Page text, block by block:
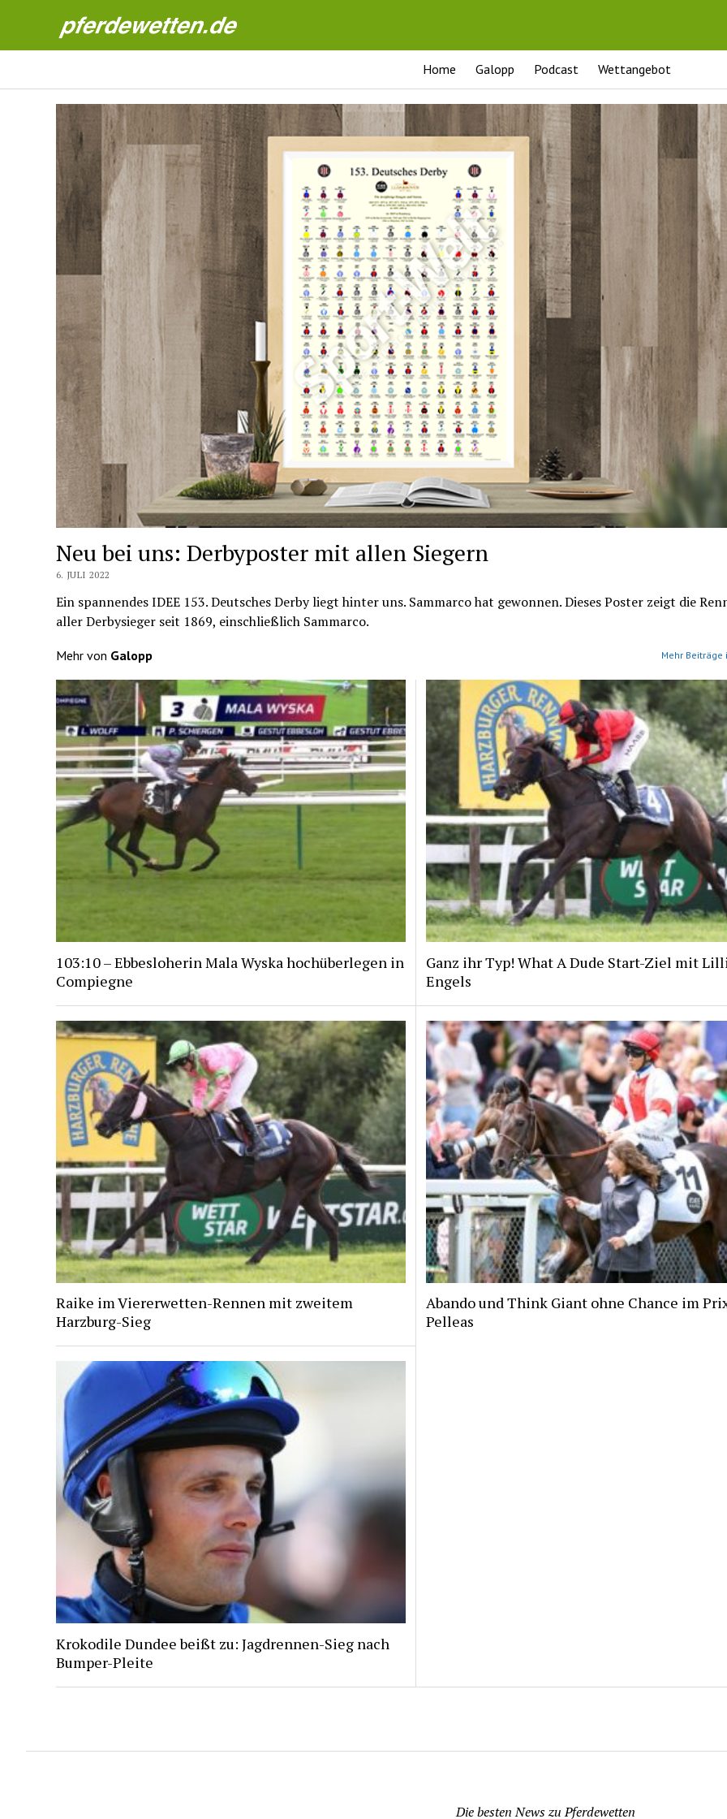
Pferdewetten News
Home Galopp Podcast Wettangebot
Neu bei uns: Derbyposter mit allen Siegern
6. JULI 2022
Ein spannendes IDEE 153. Deutsches Derby liegt hinter uns. Sammarco hat gewonnen. Dieses Poster zeigt die
aller Derbysieger seit 1869, einschließlich Sammarco.
Mehr von Galopp Mehr Beiträge
103:10 – Ebbesloherin Mala Wyska hochüberlegen in
Compiegne
Ganz ihr Typ! What A Dude Start-Ziel mit
Engels
Raike im Viererwetten-Rennen mit zweitem
Harzburg-Sieg
Abando und Think Giant ohne Chance im
Pelleas
Krokodile Dundee beißt zu: Jagdrennen-Sieg nach
Bumper-Pleite
Die besten News zu Pferdewetten